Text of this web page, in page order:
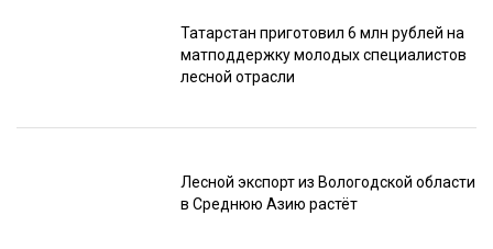
Татарстан приготовил 6 млн рублей на
матподдержку молодых специалистов
лесной отрасли
Лесной экспорт из Вологодской области
в Среднюю Азию растёт